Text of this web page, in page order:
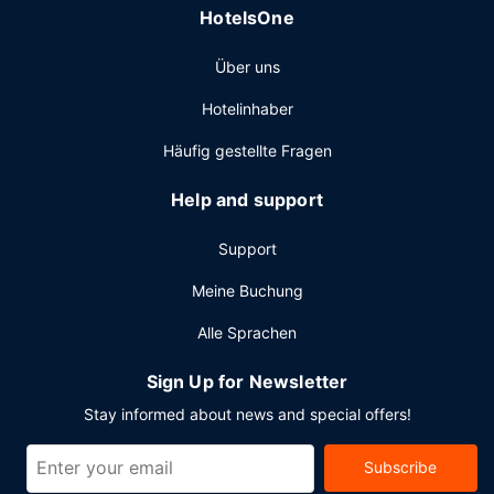
HotelsOne
Über uns
Hotelinhaber
Häufig gestellte Fragen
Help and support
Support
Meine Buchung
Alle Sprachen
Sign Up for Newsletter
Stay informed about news and special offers!
Subscribe